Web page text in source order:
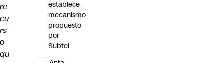
re
cu
rs
o
qu
establece
mecanismo
propuesto
por
Subtel